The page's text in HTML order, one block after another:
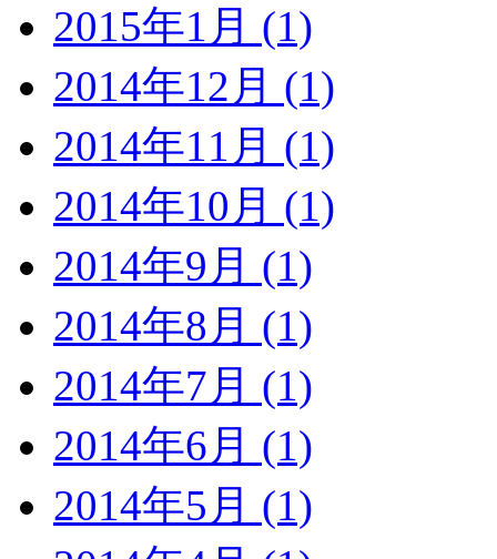
2015年1月 (1)
2014年12月 (1)
2014年11月 (1)
2014年10月 (1)
2014年9月 (1)
2014年8月 (1)
2014年7月 (1)
2014年6月 (1)
2014年5月 (1)